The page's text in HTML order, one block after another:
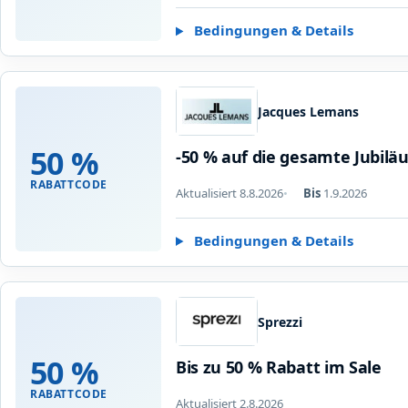
Bedingungen & Details
50 %
RABATTCODE
Jacques Lemans
-50 % auf die gesamte
Aktualisiert 8.8.2026 Bis 1.9.2026
Bedingungen & Details
50 %
RABATTCODE
Sprezzi
Bis zu 50 % Rabatt im Sale
Aktualisiert 2.8.2026